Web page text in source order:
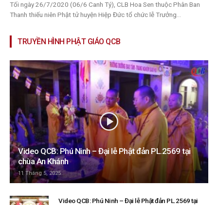
Tối ngày 26/7/2020 (06/6 Canh Tý), CLB Hoa Sen thuộc Phân Ban
Thanh thiếu niên Phật tử huyện Hiệp Đức tổ chức lễ Trưởng...
TRUYỀN HÌNH PHẬT GIÁO QCB
Video QCB: Phú Ninh – Đại lễ Phật đản PL.2569 tại
chùa An Khánh
11 Tháng 5, 2025
Video QCB: Phú Ninh – Đại lễ Phật đản PL.2569 tại